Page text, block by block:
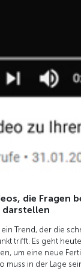
die Fragen
darstellen
Trend, der die
trifft. Es geht
um eine neue
muss in der Lage